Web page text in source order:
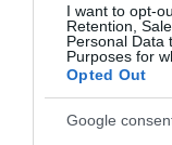
I want to opt-
Retention,
Personal Data
Purposes for
Opted Out
Google
tre forze politiche
semplice.